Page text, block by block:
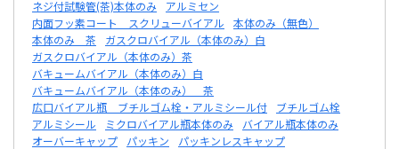
ネジ付試験管(茶)本体のみ
アルミセン
内面フッ素コート スクリューバイアル
本体のみ（無色）
本体のみ 茶
ガスクロバイアル（本体のみ）白
ガスクロバイアル（本体のみ）茶
バキュームバイアル（本体のみ）白
バキュームバイアル（本体のみ） 茶
広口バイアル瓶 ブチルゴム栓・アルミシール付
ブチルゴム栓
アルミシール
ミクロバイアル瓶本体のみ
バイアル瓶本体のみ
オーバーキャップ
パッキン
パッキンレスキャップ